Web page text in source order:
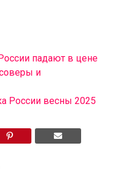
падают в цене
и
России весны 2025